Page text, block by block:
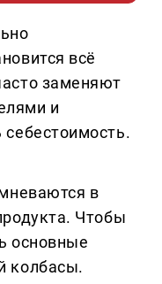
всё
заменяют
и
в
Чтобы
основные
колбасы.